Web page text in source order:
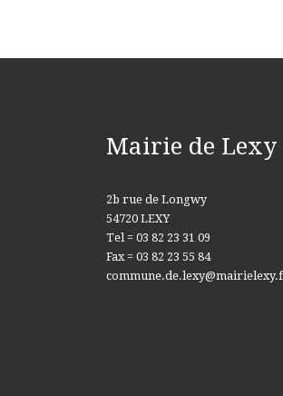
Mairie de Lexy
2b rue de Longwy
54720 LEXY
Tel = 03 82 23 31 09
Fax = 03 82 23 55 84